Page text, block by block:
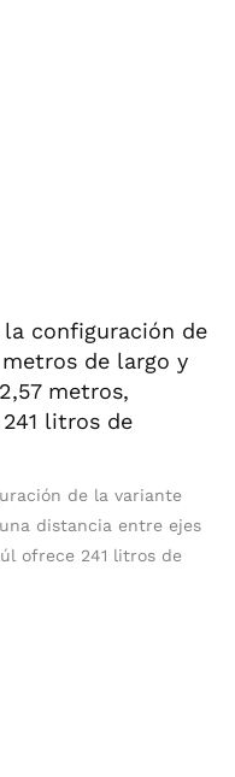
de la variante
distancia entre ejes
ofrece 241 litros de